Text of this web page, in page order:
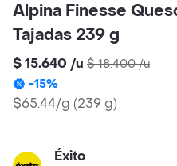
Alpina Finesse
Tajadas 239 g
$ 15.640 /u $ 18.400/u
-15%
$65.44/g (239 g)
Éxito